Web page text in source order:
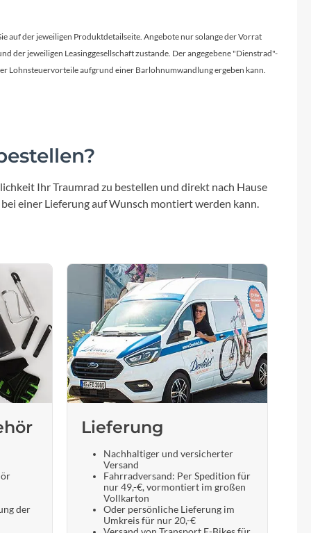
NC-17
Racktime
Scott
Sigma
SQlab
Thule
Uebler
Winora
auf der jeweiligen Produktdetailseite. Angebote nur solange der Vorrat
der jeweiligen Leasinggesellschaft zustande. Der angegebene "Dienstrad"-
Lohnsteuervorteile aufgrund einer Barlohnumwandlung ergeben kann.
Ihr Traumrad zu bestellen und direkt nach Hause
einer Lieferung auf Wunsch montiert werden kann.
der
Lieferung
Nachhaltiger und versicherter
Versand
Fahrradversand: Per Spedition für
nur 49,-€, vormontiert im großen
Vollkarton
Oder persönliche Lieferung im
Umkreis für nur 20,-€